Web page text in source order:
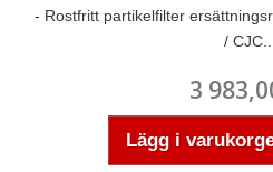
- Rostfritt partikelfilter
/ CJC...
3
Lägg i